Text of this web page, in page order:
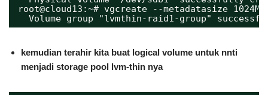
root@cloud13:~# vgcreate --metadatasize
Volume group "lvmthin-raid1-group"
kemudian terahir kita buat logical volume untuk nnti
menjadi storage pool lvm-thin nya